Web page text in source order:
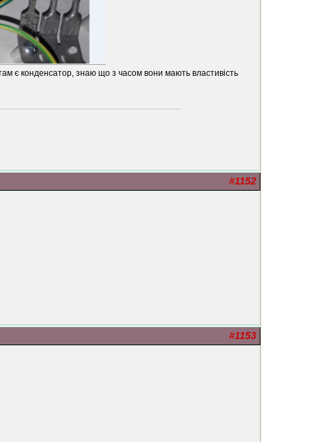
є конденсатор, знаю що з часом вони мають властивість
#1152
#1153